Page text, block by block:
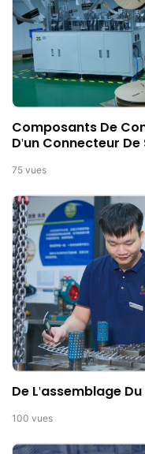
Composants De
D'un Connecteur
75 vues
De L'assemblage
100 vues